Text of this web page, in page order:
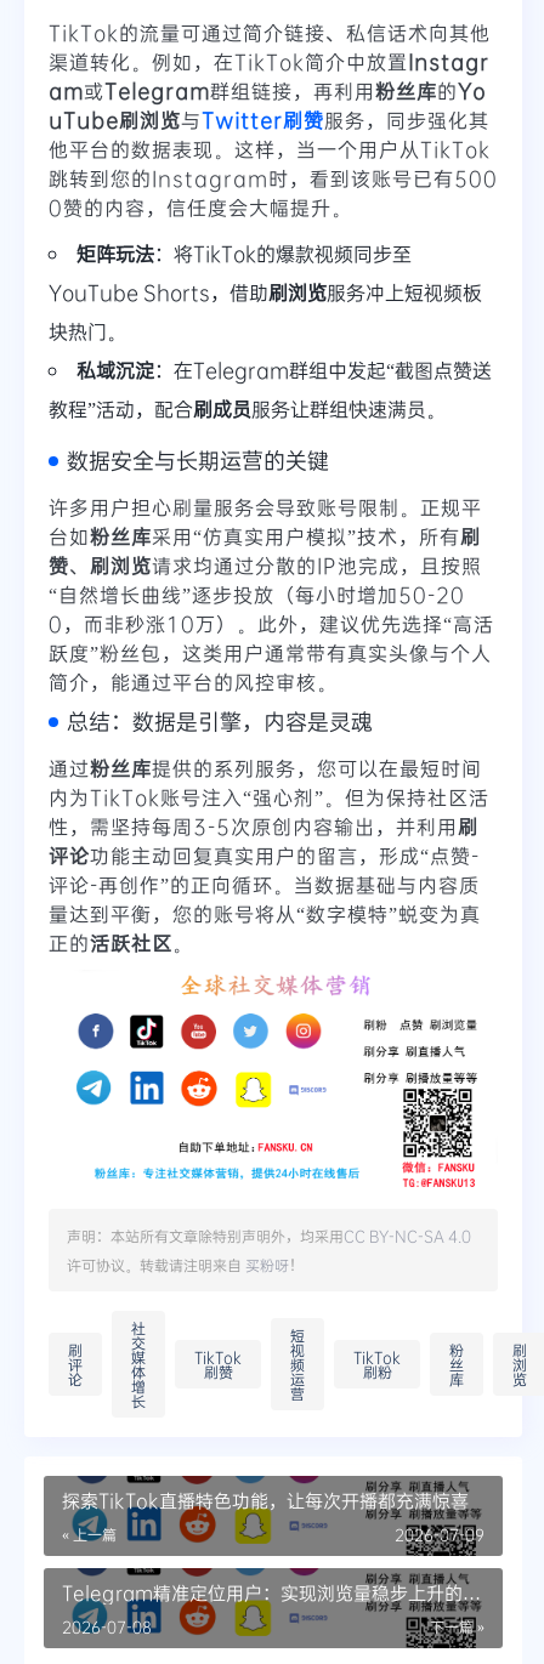
TikTok的流量可通过简介链接、私信话术向其他
渠道转化。例如，在TikTok简介中放置Instagr
am或Telegram群组链接，再利用粉丝库的Yo
uTube刷浏览与Twitter刷赞服务，同步强化其
他平台的数据表现。这样，当一个用户从TikTok
跳转到您的Instagram时，看到该账号已有500
0赞的内容，信任度会大幅提升。
矩阵玩法：将TikTok的爆款视频同步至
YouTube Shorts，借助刷浏览服务冲上短视频板
块热门。
私域沉淀：在Telegram群组中发起“截图点赞送
教程”活动，配合刷成员服务让群组快速满员。
数据安全与长期运营的关键
许多用户担心刷量服务会导致账号限制。正规平
台如粉丝库采用“仿真实用户模拟”技术，所有刷
赞、 刷浏览请求均通过分散的IP池完成，且按照
“自然增长曲线”逐步投放（每小时增加50-20
0，而非秒涨10万）。此外，建议优先选择“高活
跃度”粉丝包，这类用户通常带有真实头像与个人
简介，能通过平台的风控审核。
总结：数据是引擎，内容是灵魂
通过粉丝库提供的系列服务，您可以在最短时间
内为TikTok账号注入“强心剂”。但为保持社区活
性，需坚持每周3-5次原创内容输出，并利用刷
评论功能主动回复真实用户的留言，形成“点赞-
评论-再创作”的正向循环。当数据基础与内容质
量达到平衡，您的账号将从“数字模特”蜕变为真
正的活跃社区。
声明：本站所有文章除特别声明外，均采用CC BY-NC-SA 4.0
许可协议。转载请注明来自 买粉呀！
刷
评
论
社
交
媒
体
增
长
TikTok
刷赞
短
视
频
运
营
TikTok
刷粉
粉
丝
库
刷
浏
览
探索TikTok直播特色功能，让每次开播都充满惊喜
« 上一篇 2026-07-09
Telegram精准定位用户：实现浏览量稳步上升的策
略
下一篇 »
2026-07-08